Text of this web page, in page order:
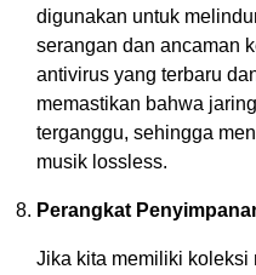
digunakan untuk
serangan dan ancaman
antivirus yang terbaru
memastikan bahwa
terganggu, sehingga
musik lossless.
Perangkat
Jika kita memiliki koleksi